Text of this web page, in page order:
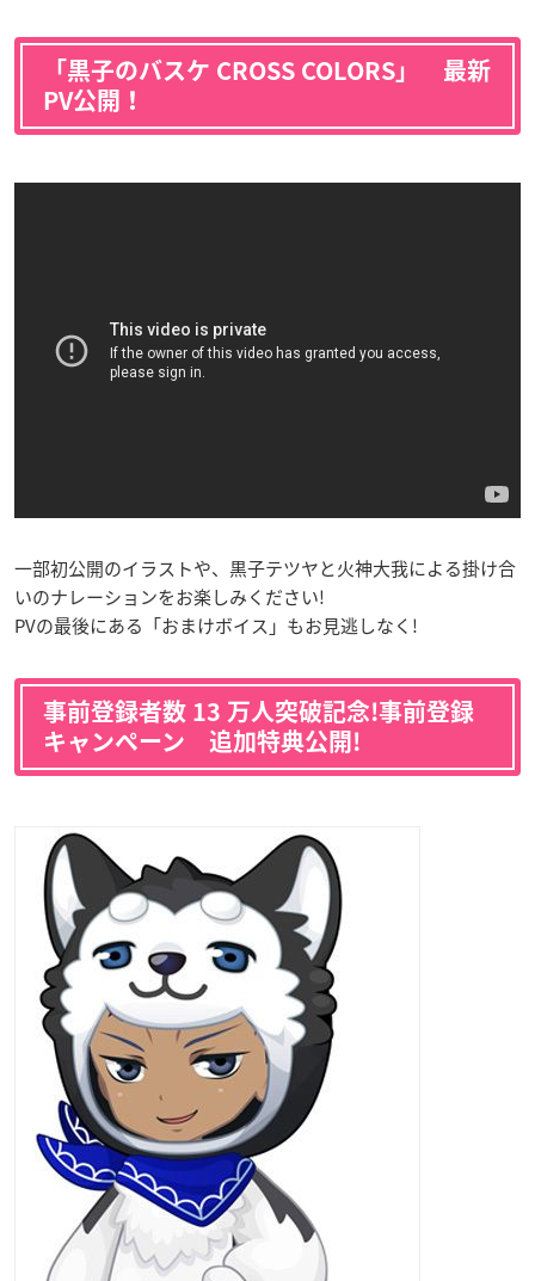
「黒子のバスケ CROSS COLORS」 最新
PV公開！
一部初公開のイラストや、黒子テツヤと火神大我による掛け合
いのナレーションをお楽しみください!
PVの最後にある「おまけボイス」もお見逃しなく!
事前登録者数 13 万人突破記念!事前登録
キャンペーン 追加特典公開!